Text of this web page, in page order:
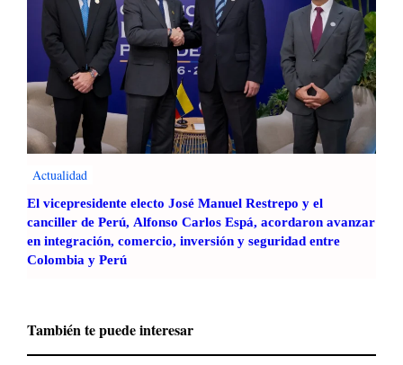
Actualidad
El vicepresidente electo José Manuel Restrepo y el
canciller de Perú, Alfonso Carlos Espá, acordaron avanzar
en integración, comercio, inversión y seguridad entre
Colombia y Perú
También te puede interesar